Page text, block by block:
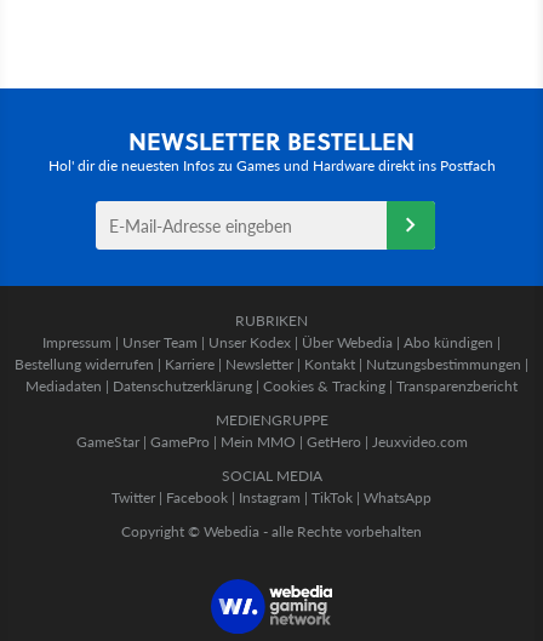
NEWSLETTER BESTELLEN
Hol' dir die neuesten Infos zu Games und Hardware direkt ins Postfach
RUBRIKEN
Impressum | Unser Team | Unser Kodex | Über Webedia | Abo kündigen |
Bestellung widerrufen | Karriere | Newsletter | Kontakt | Nutzungsbestimmungen |
Mediadaten | Datenschutzerklärung | Cookies & Tracking | Transparenzbericht
MEDIENGRUPPE
GameStar| GamePro | Mein MMO | GetHero | Jeuxvideo.com
SOCIAL MEDIA
Twitter | Facebook | Instagram | TikTok | WhatsApp
Copyright © Webedia - alle Rechte vorbehalten